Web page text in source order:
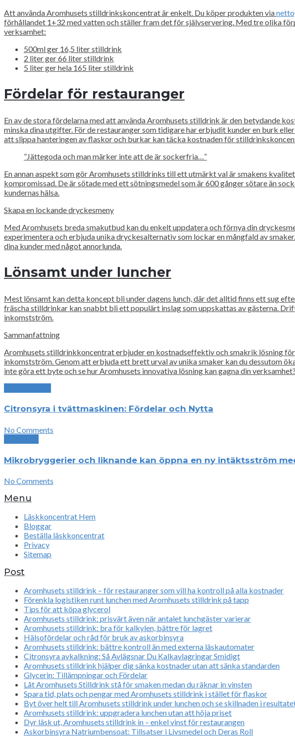
Att använda Aromhusets stilldrinkskoncentrat är enkelt. Du köper produkten via
förhållandet 1+32 med vatten och ställer fram det för självservering. Med tre olika
verksamhet:
500ml ger 16,5 liter stilldrink
2 liter ger 66 liter stilldrink
5 liter ger hela 165 liter stilldrink
Fördelar för restauranger
En av de stora fördelarna med att använda Aromhusets stilldrink är den betydande
minska dina utgifter. För de restauranger som tidigare har erbjudit kunder en burk
att slippa hanteringen av flaskor och burkar kan täcka kostnaden för
”Jättegoda och man märker inte att de är sockerfria…”
En annan aspekt som gör Aromhusets stilldrinks till ett utmärkt val är smakens
kompromissad. De är sötade med ett sötningsmedel som är 600 gånger sötare än
kundernas hälsa.
Skapa en lockande dryckesmeny
Med Aromhusets breda smakutbud kan du enkelt uppdatera och förnya din
experimentera och erbjuda unika dryckesalternativ som lockar en mångfald av
dina kunder med något annorlunda.
Lönsamt under luncher
Mest lönsamt kan detta koncept bli under dagens lunch, där det alltid finns ett sug
fräscha stilldrinkar kan snabbt bli ett populärt inslag som uppskattas av gästerna.
inkomstström.
Sammanfattning
Aromhusets stilldrinkkoncentrat erbjuder en kostnadseffektiv och smakrik lösning
inkomstström. Genom att erbjuda ett brett urval av unika smaker kan du dessutom
inte göra ett byte och se hur Aromhusets innovativa lösning kan gagna din verksamhet?
Citronsyra i tvättmaskinen: Fördelar och Nytta
No Comments
Mikrobryggerier och liknande kan öppna en ny intäktsström
No Comments
Menu
Läskkoncentrat Hem
Bloggar
Beställa läskkoncentrat
Privacy
Sitemap
Post
Aromhusets stilldrink – för restauranger som vill ha kontroll på alla kostnader
Förenkla logistiken runt lunchen med Aromhusets stilldrink på tapp
Tips för att köpa glycerol
Aromhusets stilldrink: prisvärt även när antalet lunchgäster varierar
Aromhusets stilldrink: bra för kalkylen, bättre för lagret
Hälsofördelar och råd för bruk av askorbinsyra
Aromhusets stilldrink: bättre kontroll än med externa läskautomater
Citronsyra avkalkning: Så Avlägsnar Du Kalkavlagringar Smidigt
Aromhusets stilldrink hjälper dig sänka kostnader utan att sänka standarden
Glycerin: Tillämpningar och Fördelar
Låt Aromhusets Stilldrink stå för smaken medan du räknar in vinsten
Spara tid, plats och pengar med Aromhusets stilldrink i stället för flaskor
Byt över helt till Aromhusets stilldrink under lunchen och se skillnaden i
Aromhusets stilldrink: uppgradera lunchen utan att höja priset
Dyr läsk ut, Aromhusets stilldrink in – enkel vinst för restaurangen
Askorbinsyra Natriumbensoat: Tillsatser i Livsmedel och Deras Roll